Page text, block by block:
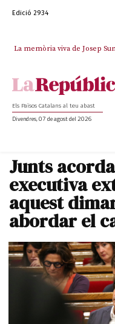
Edició 2934
La memòria viva de Josep
La “dignitat” a mitges de
Els Països Catalans al teu abast
Divendres, 07 de agost del 2026
Junts
executiva
aquest
abordar el